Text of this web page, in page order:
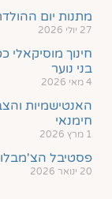
מתנות יום
27 יולי 2026
חינוך מוסיקאלי
בני נוער
4 מאי 2026
האנטישמיות
חימנאי
1 מרץ 2026
פסטיבל הצ'מבלו
20 ינואר 2026